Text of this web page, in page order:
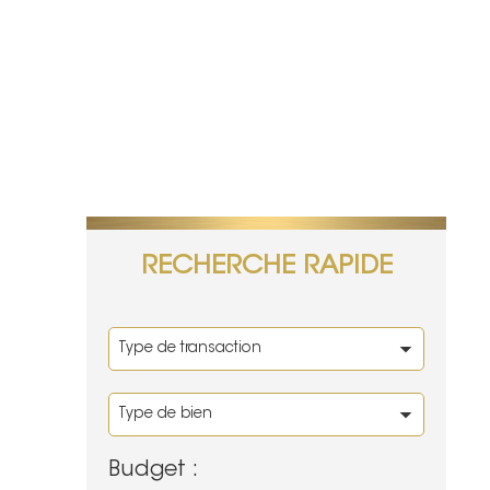
RECHERCHE RAPIDE
Budget :